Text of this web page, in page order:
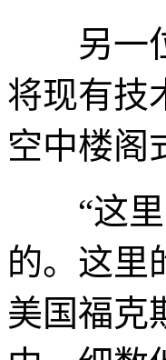
另一位
将现有技
空中楼阁
“这里
的。这里
美国福克